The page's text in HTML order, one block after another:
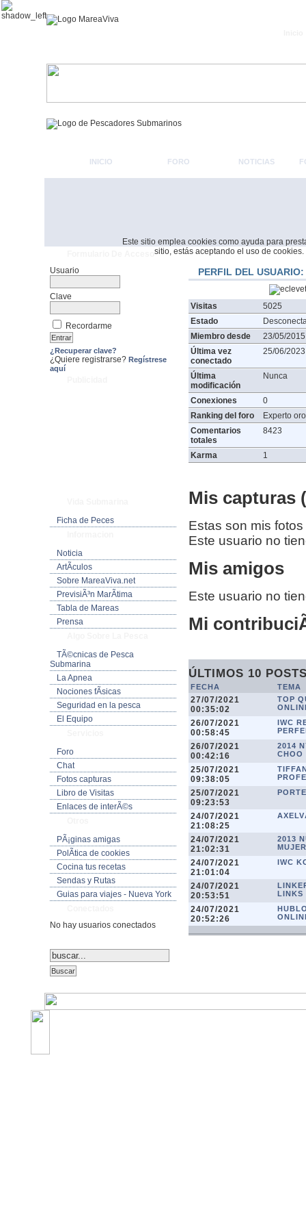
Este sitio emplea cookies como ayuda para
sitio, estás aceptando el uso de cookies.
INICIO FORO NOTICIAS
Usuario
Clave
Recordarme
¿Recuperar clave?
¿Quiere registrarse? Regístrese
aquí
Ficha de Peces
Noticia
ArtÃ­culos
Sobre MareaViva.net
PrevisiÃ³n MarÃ­tima
Tabla de Mareas
Prensa
TÃ©cnicas de Pesca
Submarina
La Apnea
Nociones fÃ­sicas
Seguridad en la pesca
El Equipo
Foro
Chat
Fotos capturas
Libro de Visitas
Enlaces de interÃ©s
PÃ¡ginas amigas
PolÃ­tica de cookies
Cocina tus recetas
Sendas y Rutas
Guias para viajes - Nueva York
No hay usuarios conectados
PERFIL DEL
Visitas
5025
Estado
Miembro desde
23/05/
Última vez
conectado
25/06/
Última
modificación
Nunca
Conexiones
0
Ranking del foro
Experto
Comentarios
totales
8423
Karma 1
Mis capturas
Estas son mis
Este usuario no
Mis amigos
Este usuario no
Mi
ÚLTIMOS 10
FECHA TEMA
27/07/2021
00:35:02
TOP
26/07/2021
00:58:45
IWC
26/07/2021
00:42:16
2014
CHOO
25/07/2021
09:38:05
PROFE
25/07/2021
09:23:53
24/07/2021
21:08:25
24/07/2021
21:02:31
2013
24/07/2021
21:01:04
IWC
24/07/2021
20:53:51
LINKS
24/07/2021
20:52:26